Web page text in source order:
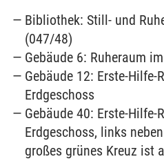
Bibliothek: Still- und
(047/48)
Gebäude 6: Ruheraum
Gebäude 12: Erste-Hilfe-
Erdgeschoss
Gebäude 40: Erste-Hilfe-
Erdgeschoss, links
großes grünes Kreuz ist